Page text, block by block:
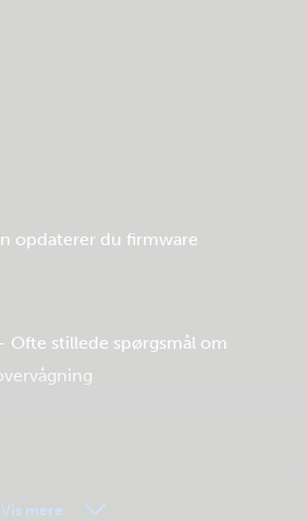
opdaterer du firmware
Ofte stillede spørgsmål om
Vis mere